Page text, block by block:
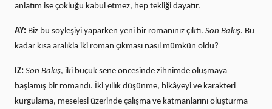
anlatım ise çokluğu kabul etmez, hep tekliği dayatır.
AY: Biz bu söyleşiyi yaparken yeni bir romanınız çıktı. Son Bakış. Bu
kadar kısa aralıkla iki roman çıkması nasıl mümkün oldu?
IZ: Son Bakış, iki buçuk sene öncesinde zihnimde oluşmaya
başlamış bir romandı. İki yıllık düşünme, hikâyeyi ve karakteri
kurgulama, meselesi üzerinde çalışma ve katmanlarını oluşturma